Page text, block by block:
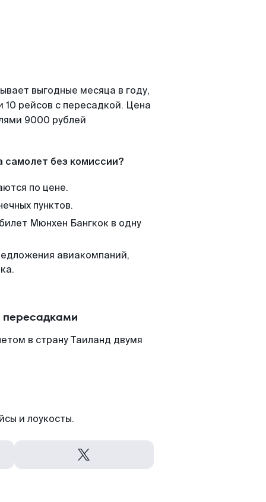
выгодные месяца в году,
рейсов с пересадкой. Цена
9000 рублей
самолет без комиссии?
по цене.
пунктов.
Мюнхен Бангкок в одну
авиакомпаний,
в страну Таиланд двумя
и лоукосты.